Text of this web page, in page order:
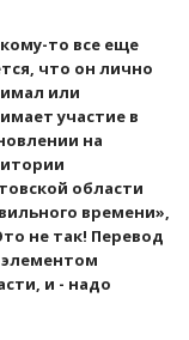
то все еще
что он лично
или
участие в
на
области
времени»,
не так! Перевод
элементом
и - надо